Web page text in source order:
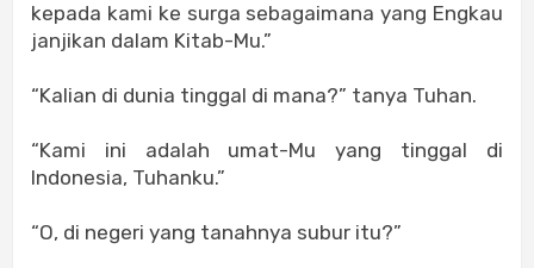
kepada kami ke surga sebagaimana yang Engkau
janjikan dalam Kitab-Mu.”
“Kalian di dunia tinggal di mana?” tanya Tuhan.
“Kami ini adalah umat-Mu yang tinggal di
Indonesia, Tuhanku.”
“O, di negeri yang tanahnya subur itu?”